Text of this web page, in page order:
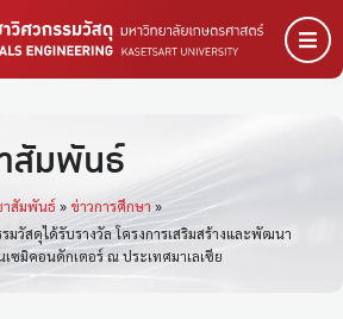
สัมพันธ์
าสัมพันธ์ » ข่าวการศึกษา »
มวัสดุได้รับรางวัล โครงการเสริมสร้างและพัฒนา
ซมิคอนดักเตอร์ ณ ประเทศมาเลเซีย